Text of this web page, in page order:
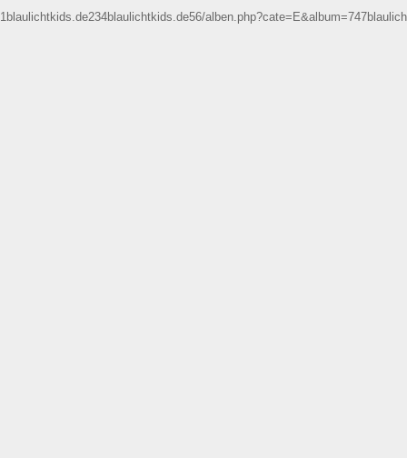
1blaulichtkids.de234blaulichtkids.de56/